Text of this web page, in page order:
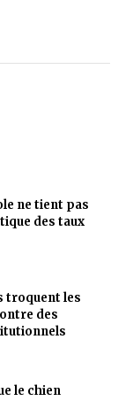
ne tient pas
des taux
troquent les
des
le chien